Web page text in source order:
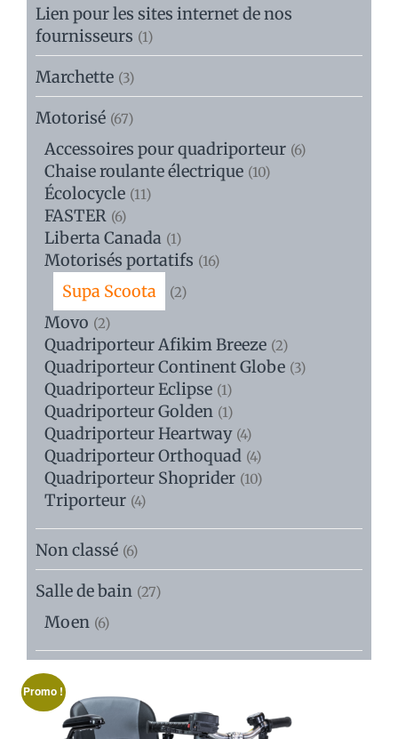
Lien pour les sites internet de nos
fournisseurs (1)
Marchette (3)
Motorisé (67)
Accessoires pour quadriporteur (6)
Chaise roulante électrique (10)
Écolocycle (11)
FASTER (6)
Liberta Canada (1)
Motorisés portatifs (16)
Supa Scoota (2)
Movo (2)
Quadriporteur Afikim Breeze (2)
Quadriporteur Continent Globe (3)
Quadriporteur Eclipse (1)
Quadriporteur Golden (1)
Quadriporteur Heartway (4)
Quadriporteur Orthoquad (4)
Quadriporteur Shoprider (10)
Triporteur (4)
Non classé (6)
Salle de bain (27)
Moen (6)
Promo !